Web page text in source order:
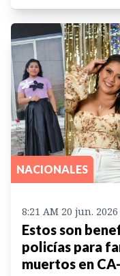
NACIONALES
8:21 AM 20 jun. 2026
Estos son
policías para
muertos en